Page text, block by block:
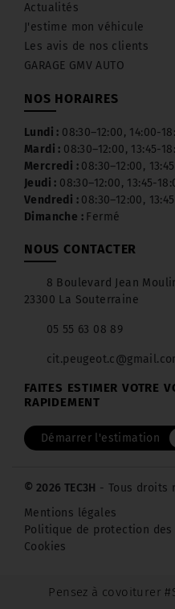
Actualités
J'estime mon véhicule
Les avis de nos clients
GARAGE GMV AUTO
NOS HORAIRES
Lundi : 08:30–12:00, 14:00-
Mardi : 08:30–12:00, 13:45-
Mercredi : 08:30–12:00,
Jeudi : 08:30–12:00, 13:45-
Vendredi : 08:30–12:00,
Dimanche : Fermé
NOUS CONTACTER
8 Boulevard Jean
23300 La Souterraine
05 55 63 08 89
FAITES ESTIMER VOTRE
RAPIDEMENT
Démarrer l'estimation
© 2026 TEC3H - Tous droits
Mentions légales
Politique de protection
Cookies
Pensez à covoiturer